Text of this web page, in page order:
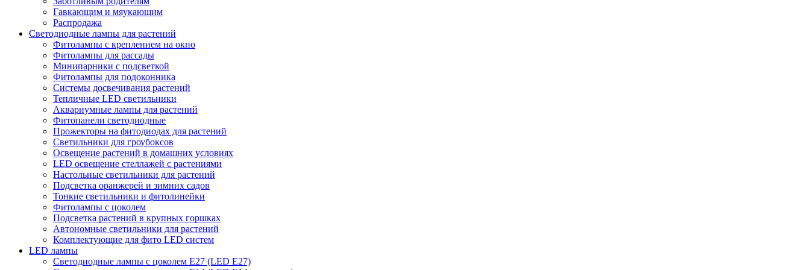
Гавкающим и мяукающим
Распродажа
Светодиодные лампы для растений
Фитолампы с креплением на окно
Фитолампы для рассады
Минипарники с подсветкой
Фитолампы для подоконника
Системы досвечивания растений
Тепличные LED светильники
Аквариумные лампы для растений
Фитопанели светодиодные
Прожекторы на фитодиодах для растений
Светильники для гроубоксов
Освещение растений в домашних условиях
LED освещение стеллажей с растениями
Настольные светильники для растений
Подсветка оранжерей и зимних садов
Тонкие светильники и фитолинейки
Фитолампы с цоколем
Подсветка растений в крупных горшках
Автономные светильники для растений
Комплектующие для фито LED систем
LED лампы
Светодиодные лампы с цоколем Е27 (LED E27)